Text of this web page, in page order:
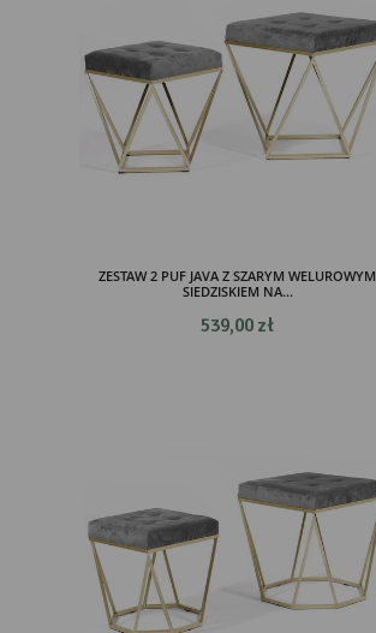
ZESTAW 2 PUF JAVA Z SZARYM WELUROWYM
SIEDZISKIEM NA...
539,00 zł